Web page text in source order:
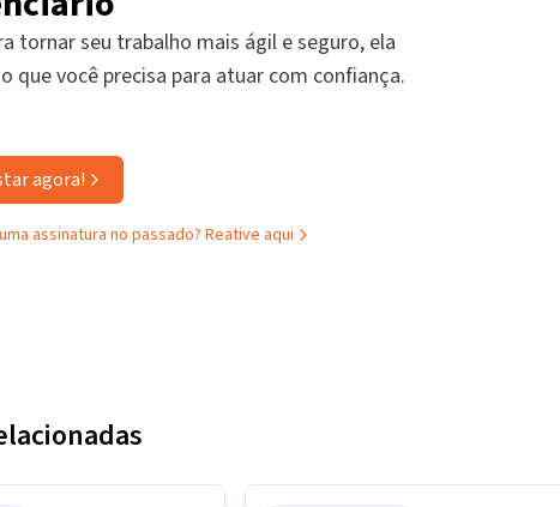
tornar seu trabalho mais ágil e seguro, ela
que você precisa para atuar com confiança.
agora!
assinatura no passado? Reative aqui